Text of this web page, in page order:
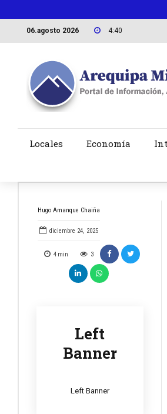
06.agosto 2026 4:40
Locales Economía
Hugo Amanque Chaiña
diciembre 24, 2025
4 min 3
Left
Banner
Left Banner